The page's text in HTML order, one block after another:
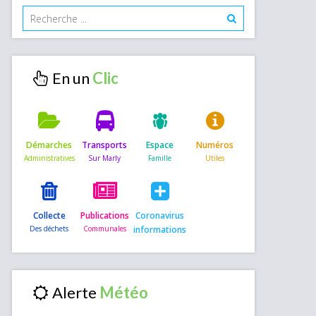
En un
Démarches Transports Espace Numéros
Collecte Publications Coronavirus
informations
Alerte